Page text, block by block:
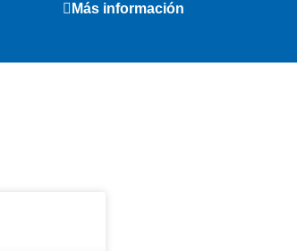
Más información